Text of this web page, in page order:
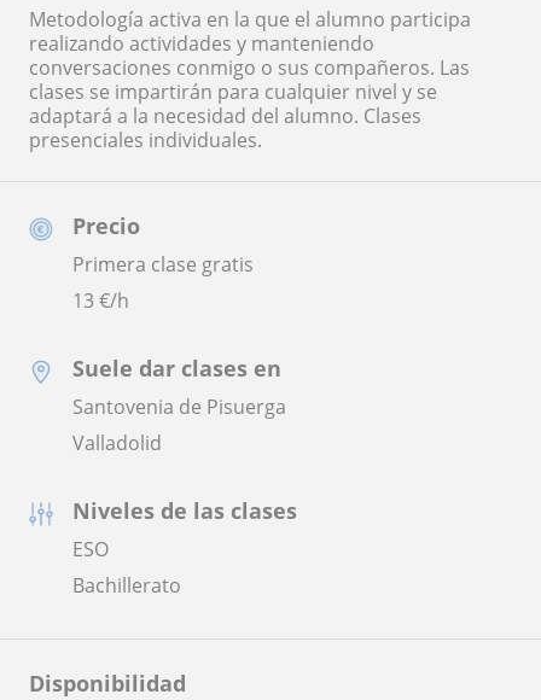
Precio
Primera clase gratis
13 €/h
Suele dar clases en
Santovenia de Pisuerga
Valladolid
Niveles de las clases
ESO
Bachillerato
Disponibilidad
Metodología activa en la que el alumno participa
realizando actividades y manteniendo
conversaciones conmigo o sus compañeros. Las
clases se impartirán para cualquier nivel y se
adaptará a la necesidad del alumno. Clases
presenciales individuales.